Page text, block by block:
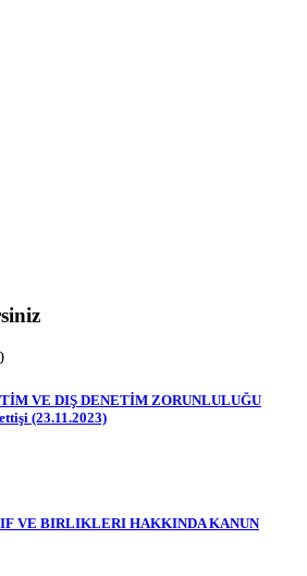
VE DIŞ DENETİM ZORUNLULUĞU
(23.11.2023)
VE BIRLIKLERI HAKKINDA KANUN